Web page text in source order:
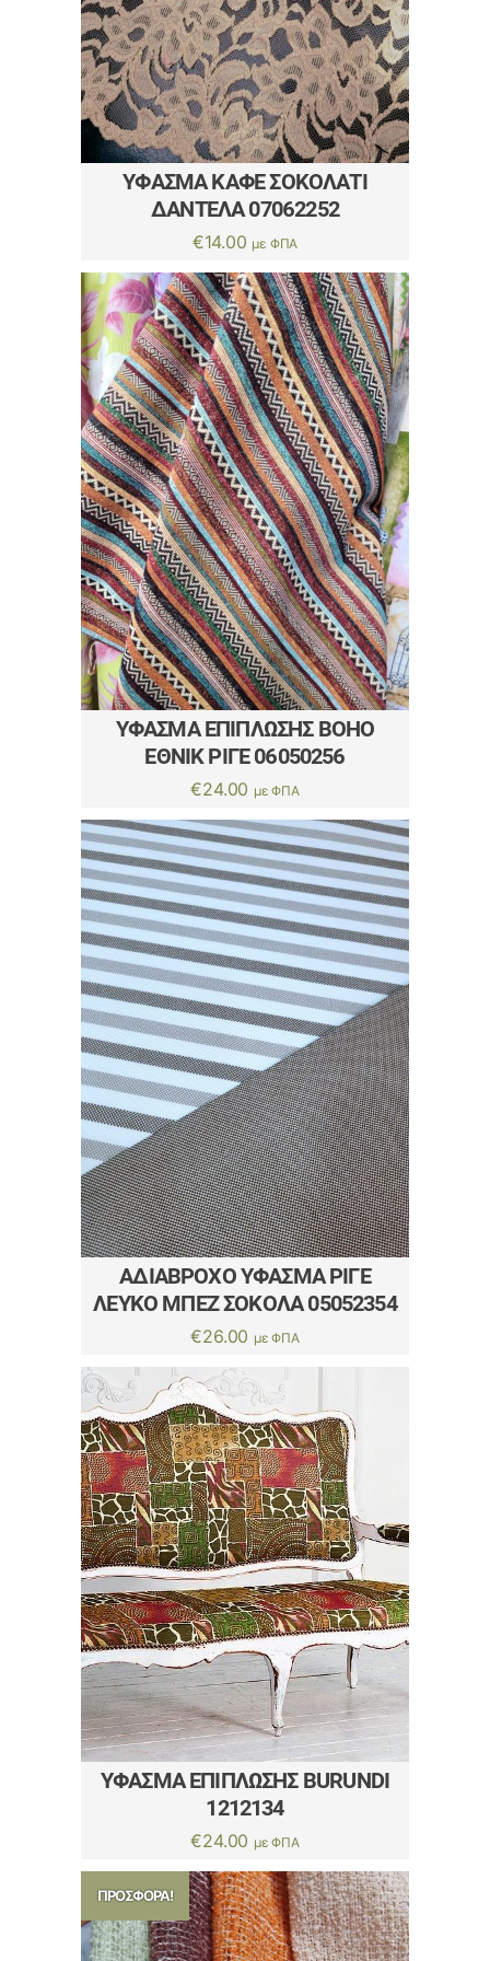
ΎΦΑΣΜΑ ΚΑΦΈ ΣΟΚΟΛΑΤΊ
ΔΑΝΤΈΛΑ 07062252
€14.00 με ΦΠΑ
ΎΦΑΣΜΑ ΕΠΊΠΛΩΣΗΣ BOHO
ΈΘΝΙΚ ΡΙΓΈ 06050256
€24.00 με ΦΠΑ
ΑΔΙΆΒΡΟΧΟ ΎΦΑΣΜΑ ΡΙΓΈ
ΛΕΥΚΌ ΜΠΈΖ ΣΟΚΟΛΆ 05052354
€26.00 με ΦΠΑ
ΎΦΑΣΜΑ ΕΠΊΠΛΩΣΗΣ BURUNDI
1212134
€24.00 με ΦΠΑ
ΠΡΟΣΦΟΡΆ!